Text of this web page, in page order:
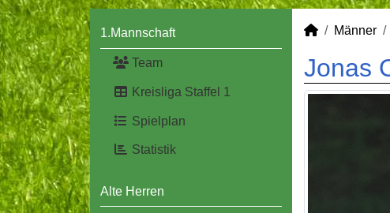
1.Mannschaft
Team
Kreisliga Staffel 1
Spielplan
Statistik
Alte Herren
Männer
Jonas